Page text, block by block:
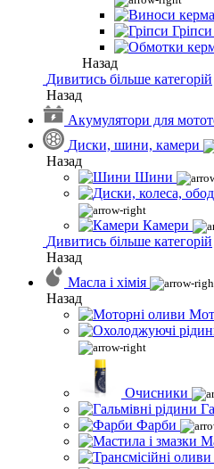
Гріпси
Назад
Дивитись більше категорій
Назад
Акумулятори для
Диски, шини, камери
Назад
Шини
Камери
Дивитись більше категорій
Назад
Масла і хімія
Назад
Очисники
Фарби